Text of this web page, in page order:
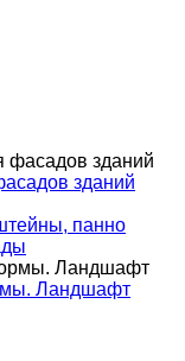
зданий
панно
Ландшафт